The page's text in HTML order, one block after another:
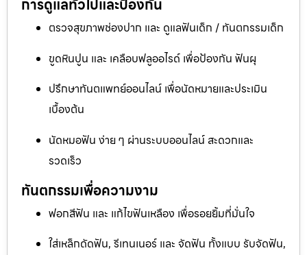
การดูแลทั่วไปและป้องกัน
ตรวจสุขภาพช่องปาก และ ดูแลฟันเด็ก / ทันตกรรมเด็ก
ขูดหินปูน และ เคลือบฟลูออไรด์ เพื่อป้องกัน ฟันผุ
ปรึกษาทันตแพทย์ออนไลน์ เพื่อนัดหมายและประเมิน
เบื้องต้น
นัดหมอฟัน ง่าย ๆ ผ่านระบบออนไลน์ สะดวกและ
รวดเร็ว
ทันตกรรมเพื่อความงาม
ฟอกสีฟัน และ แก้ไขฟันเหลือง เพื่อรอยยิ้มที่มั่นใจ
ใส่เหล็กดัดฟัน, รีเทนเนอร์ และ จัดฟัน ทั้งแบบ รับจัดฟัน,